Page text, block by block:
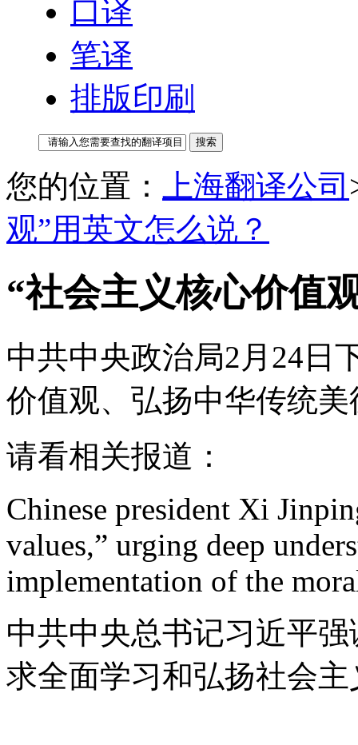
口译
笔译
排版印刷
您的位置： 上海翻译公司
观”用英文怎么说？
“社会主义核心价值
中共中央政治局2月24日
价值观、弘扬中华传统
请看相关报道：
Chinese president Xi
values,” urging deep
implementation of the
中共中央总书记习近平
求全面学习和弘扬社会